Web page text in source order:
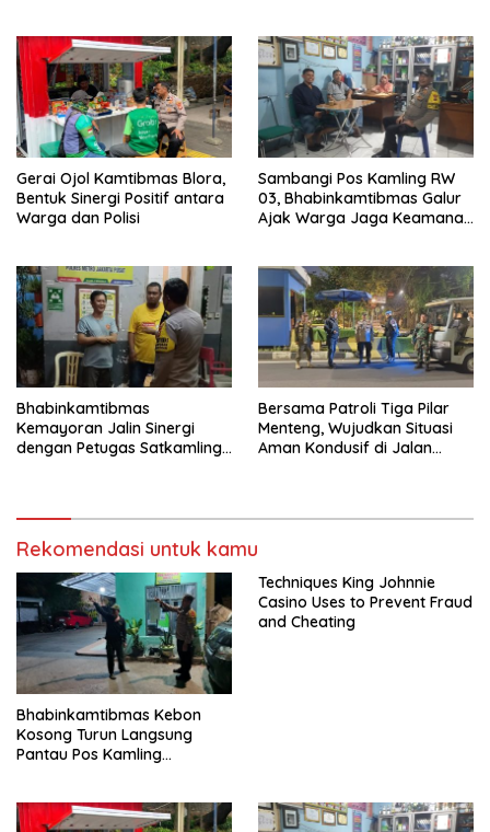
Gerai Ojol Kamtibmas Blora,
Bentuk Sinergi Positif antara
Warga dan Polisi
Sambangi Pos Kamling RW
03, Bhabinkamtibmas Galur
Ajak Warga Jaga Keamanan
Bhabinkamtibmas
Kemayoran Jalin Sinergi
dengan Petugas Satkamling
Bersama Patroli Tiga Pilar
Menteng, Wujudkan Situasi
Aman Kondusif di Jalan
Rekomendasi untuk kamu
Bhabinkamtibmas Kebon
Kosong Turun Langsung
Pantau Pos Kamling
Techniques King Johnnie
Casino Uses to Prevent Fraud
and Cheating